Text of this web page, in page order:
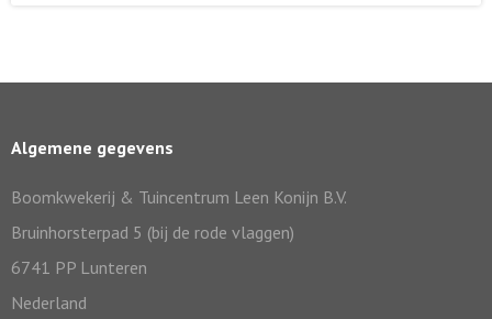
Algemene gegevens
Boomkwekerij & Tuincentrum Leen Konijn B.V.
Bruinhorsterpad 5 (bij de rode vlaggen)
6741 PP Lunteren
Nederland